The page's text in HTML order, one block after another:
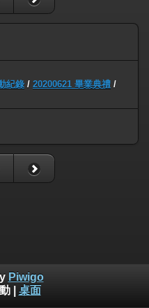
紀錄 / 20200621 畢業典禮 /
Piwigo
| 桌面